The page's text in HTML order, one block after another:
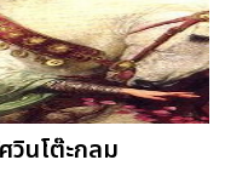
วินโต๊ะกลม